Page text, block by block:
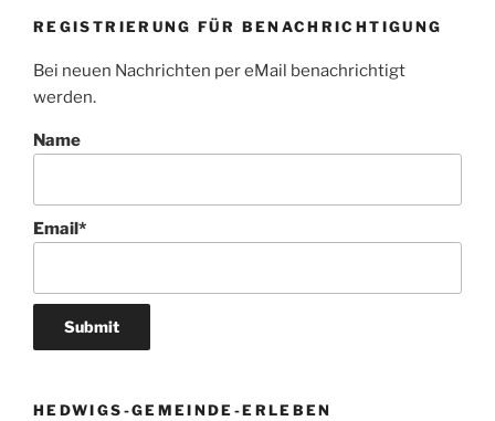
REGISTRIERUNG FÜR BENACHRICHTIGUNG
Bei neuen Nachrichten per eMail benachrichtigt
werden.
Name
Email*
HEDWIGS-GEMEINDE-ERLEBEN